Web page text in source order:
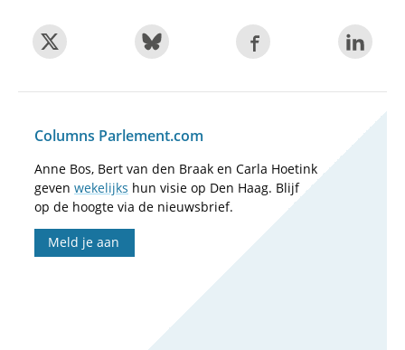
Columns Parlement.com
Anne Bos, Bert van den Braak en Carla Hoetink
geven wekelijks hun visie op Den Haag. Blijf
op de hoogte via de nieuwsbrief.
Meld je aan